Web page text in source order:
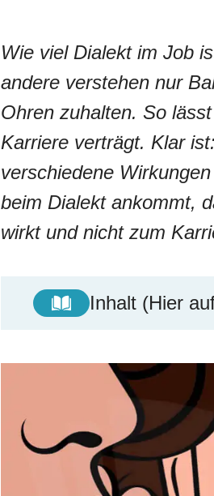
Wie viel Dialekt im Job
andere verstehen nur
Ohren zuhalten. So
Karriere verträgt. Klar
verschiedene
beim Dialekt ankommt,
wirkt und nicht zum
Inhalt (Hier